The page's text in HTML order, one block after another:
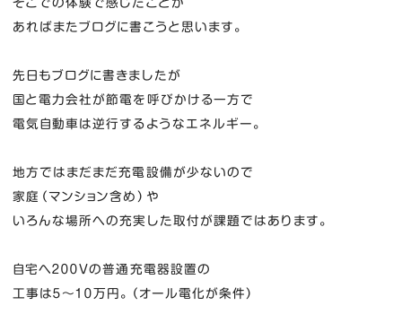
そこでの体験で感じたことが
あればまたブログに書こうと思います。
先日もブログに書きましたが
国と電力会社が節電を呼びかける一方で
電気自動車は逆行するようなエネルギー。
地方ではまだまだ充電設備が少ないので
家庭（マンション含め）や
いろんな場所への充実した取付が課題ではあります。
自宅へ２００Vの普通充電器設置の
工事は５～１０万円。（オール電化が条件）